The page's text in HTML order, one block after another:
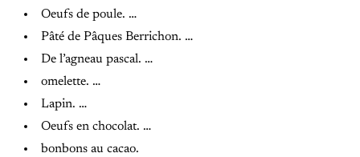
Oeufs de poule. …
Pâté de Pâques Berrichon. …
De l’agneau pascal. …
omelette. …
Lapin. …
Oeufs en chocolat. …
bonbons au cacao.